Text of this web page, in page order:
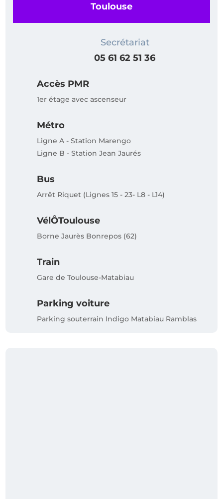
Toulouse
Secrétariat
05 61 62 51 36
Accès PMR
1er étage avec ascenseur
Métro
Ligne A - Station Marengo
Ligne B - Station Jean Jaurés
Bus
Arrêt Riquet (Lignes 15 - 23- L8 - L14)
VélÔToulouse
Borne Jaurès Bonrepos (62)
Train
Gare de Toulouse-Matabiau
Parking voiture
Parking souterrain Indigo Matabiau Ramblas